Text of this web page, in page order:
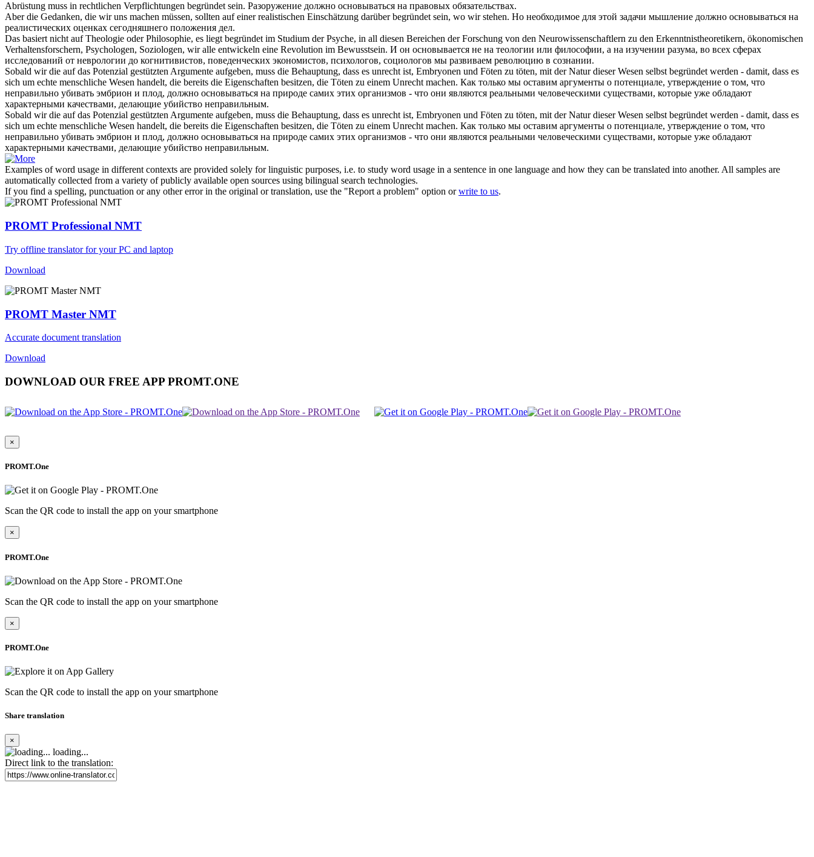
Abrüstung muss in rechtlichen Verpflichtungen begründetsein. Разоружение должно основываться на правовых обязательствах.
Aber die Gedanken, die wir uns machen müssen, sollten auf einer realistischen Einschätzung darüberbegründetsein, wo wir stehen. Но необходимое для этой задачи мышление должно основываться на
реалистических оценках сегодняшнего положения дел.
Das basiert nicht auf Theologie oder Philosophie, es liegtbegründetim Studium der Psyche, in all diesen Bereichen der Forschung von den Neurowissenschaftlern zu den Erkenntnistheoretikern, ökonomischen
Verhaltensforschern, Psychologen, Soziologen, wir alle entwickeln eine Revolution im Bewusstsein. И он основывается не на теологии или философии, а на изучении разума, во всех сферах
исследований от неврологии до когнитивистов, поведенческих экономистов, психологов, социологов мы развиваем революцию в сознании.
Sobald wir die auf das Potenzial gestützten Argumente aufgeben, muss die Behauptung, dass es unrecht ist, Embryonen und Föten zu töten, mit der Natur dieser Wesen selbstbegründetwerden - damit, dass es
sich um echte menschliche Wesen handelt, die bereits die Eigenschaften besitzen, die Töten zu einem Unrecht machen. Как только мы оставим аргументы о потенциале, утверждение о том, что
неправильно убивать эмбрион и плод, должно основываться на природе самих этих организмов - что они являются реальными человеческими существами, которые уже обладают
характерными качествами, делающие убийство неправильным.
Sobald wir die auf das Potenzial gestützten Argumente aufgeben, muss die Behauptung, dass es unrecht ist, Embryonen und Föten zu töten, mit der Natur dieser Wesen selbstbegründetwerden - damit, dass es
sich um echte menschliche Wesen handelt, die bereits die Eigenschaften besitzen, die Töten zu einem Unrecht machen. Как только мы оставим аргументы о потенциале, утверждение о том, что
неправильно убивать эмбрион и плод, должно основываться на природе самих этих организмов - что они являются реальными человеческими существами, которые уже обладают
характерными качествами, делающие убийство неправильным.
Examples of word usage in different contexts are provided solely for linguistic purposes, i.e. to study word usage in a sentence in one language and how they can be translated into another. All samples are
automatically collected from a variety of publicly available open sources using bilingual search technologies.
If you find a spelling, punctuation or any other error in the original or translation, use the "Report a problem" option orwrite to us.
PROMT Professional NMT
Try offline translator for your PC and laptop
Download
PROMT Master NMT
Accurate document translation
Download
DOWNLOAD OUR FREE APP PROMT.ONE
×
PROMT.One
Scan the QR code to install the app on your smartphone
×
PROMT.One
Scan the QR code to install the app on your smartphone
×
PROMT.One
Scan the QR code to install the app on your smartphone
Share translation
×
loading...
Direct link to the translation: